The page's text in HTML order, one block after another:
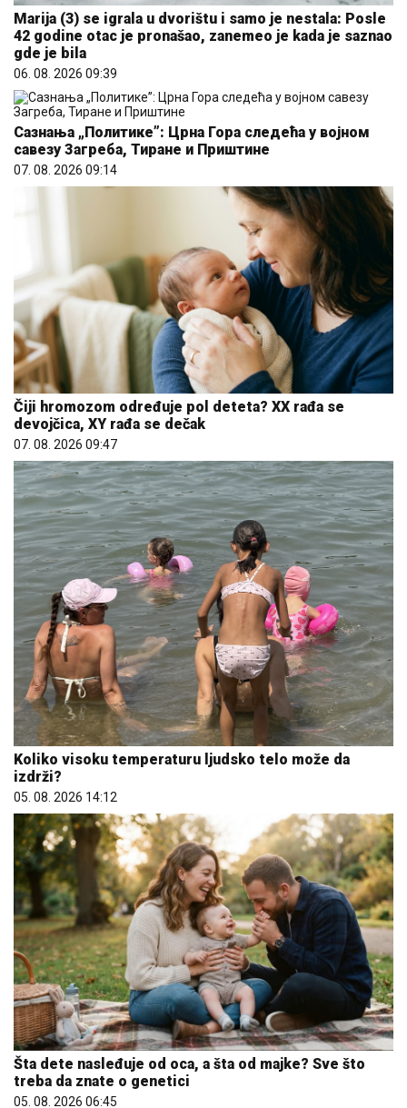
Marija (3) se igrala u dvorištu i samo je nestala: Posle
42 godine otac je pronašao, zanemeo je kada je saznao
gde je bila
06. 08. 2026 09:39
Сазнања „Политике”: Црна Гора следећа у војном
савезу Загреба, Тиране и Приштине
07. 08. 2026 09:14
Čiji hromozom određuje pol deteta? XX rađa se
devojčica, XY rađa se dečak
07. 08. 2026 09:47
Koliko visoku temperaturu ljudsko telo može da
izdrži?
05. 08. 2026 14:12
Šta dete nasleđuje od oca, a šta od majke? Sve što
treba da znate o genetici
05. 08. 2026 06:45